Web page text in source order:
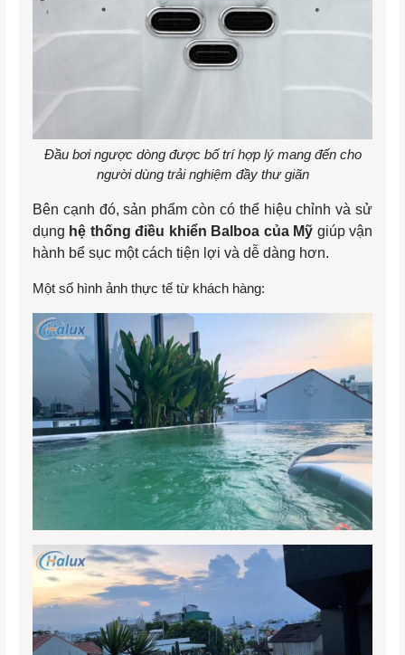
Đầu bơi ngược dòng được bố trí hợp lý mang đến cho
người dùng trải nghiệm đầy thư giãn
Bên cạnh đó, sản phẩm còn có thể hiệu chỉnh và sử
dụng hệ thống điều khiển Balboa của Mỹ giúp vận
hành bể sục một cách tiện lợi và dễ dàng hơn.
Một số hình ảnh thực tế từ khách hàng: